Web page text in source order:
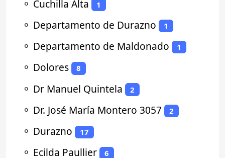
⚬ Cuchilla Alta 1
⚬ Departamento de Durazno 1
⚬ Departamento de Maldonado 1
⚬ Dolores 8
⚬ Dr Manuel Quintela 2
⚬ Dr. José María Montero 3057 2
⚬ Durazno 17
⚬ Ecilda Paullier 6